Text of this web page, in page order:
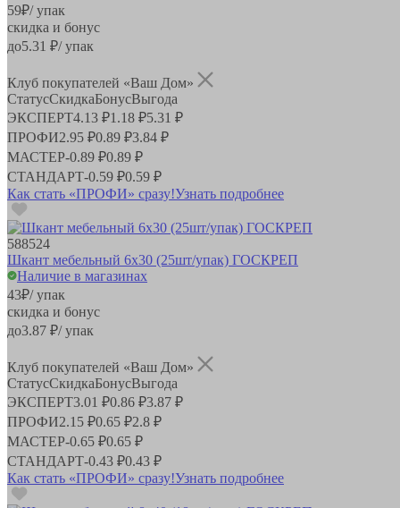
59₽/ упак
скидка и бонус
до5.31 ₽/ упак
Клуб покупателей «Ваш Дом»
СтатусСкидкаБонусВыгода
ЭКСПЕРТ4.13 ₽1.18 ₽5.31 ₽
ПРОФИ2.95 ₽0.89 ₽3.84 ₽
МАСТЕР-0.89 ₽0.89 ₽
СТАНДАРТ-0.59 ₽0.59 ₽
Как стать «ПРОФИ» сразу!Узнать подробнее
588524
Шкант мебельный 6х30 (25шт/упак) ГОСКРЕП
Наличие в магазинах
43₽/ упак
скидка и бонус
до3.87 ₽/ упак
Клуб покупателей «Ваш Дом»
СтатусСкидкаБонусВыгода
ЭКСПЕРТ3.01 ₽0.86 ₽3.87 ₽
ПРОФИ2.15 ₽0.65 ₽2.8 ₽
МАСТЕР-0.65 ₽0.65 ₽
СТАНДАРТ-0.43 ₽0.43 ₽
Как стать «ПРОФИ» сразу!Узнать подробнее